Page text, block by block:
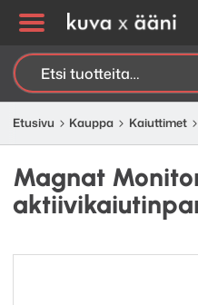
Etsi:
Etusivu Kauppa Kaiuttimet
Magnat